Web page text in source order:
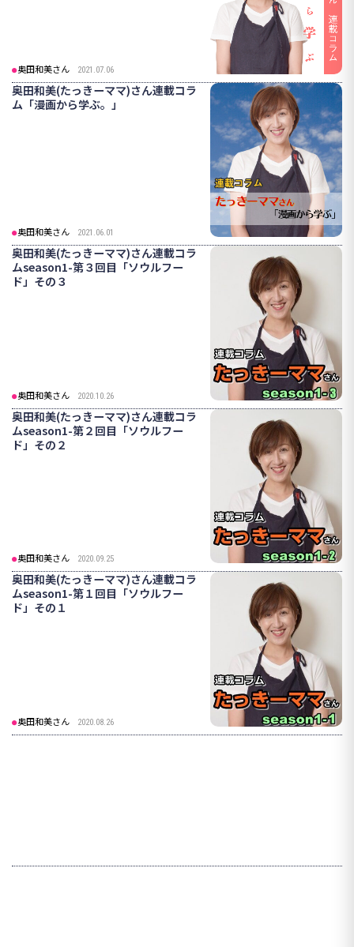
奥田和美さん 2021.07.06
奥田和美(たっきーママ)さん連載コラ
ム「漫画から学ぶ。」
奥田和美さん 2021.06.01
奥田和美(たっきーママ)さん連載コラ
ムseason1-第３回目「ソウルフー
ド」その３
奥田和美さん 2020.10.26
奥田和美(たっきーママ)さん連載コラ
ムseason1-第２回目「ソウルフー
ド」その２
奥田和美さん 2020.09.25
奥田和美(たっきーママ)さん連載コラ
ムseason1-第１回目「ソウルフー
ド」その１
奥田和美さん 2020.08.26